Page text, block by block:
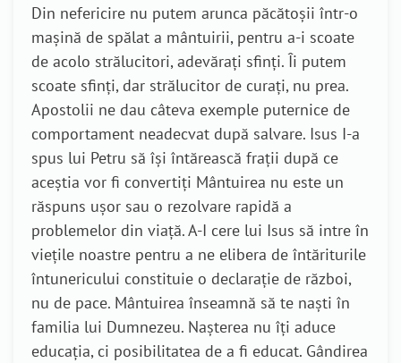
Din nefericire nu putem arunca păcătoşii într-o
maşină de spălat a mântuirii, pentru a-i scoate
de acolo strălucitori, adevăraţi sfinţi. Îi putem
scoate sfinţi, dar strălucitor de curaţi, nu prea.
Apostolii ne dau câteva exemple puternice de
comportament neadecvat după salvare. Isus I-a
spus lui Petru să îşi întărească fraţii după ce
aceştia vor fi convertiţi Mântuirea nu este un
răspuns uşor sau o rezolvare rapidă a
problemelor din viaţă. A-I cere lui Isus să intre în
vieţile noastre pentru a ne elibera de întăriturile
întunericului constituie o declaraţie de război,
nu de pace. Mântuirea înseamnă să te naşti în
familia lui Dumnezeu. Naşterea nu îţi aduce
educaţia, ci posibilitatea de a fi educat. Gândirea